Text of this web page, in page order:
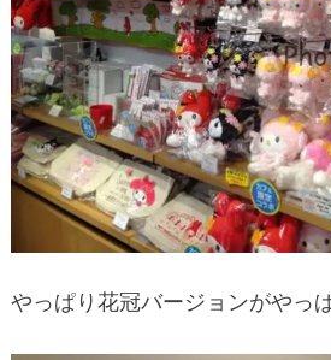
やっぱり花冠バージョンがやっ